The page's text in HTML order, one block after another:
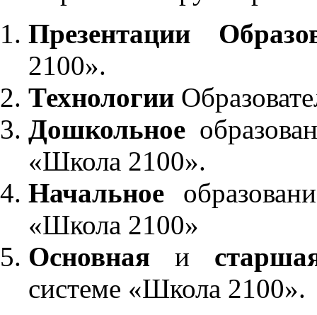
Презентации
2100».
Технологии
Дошкольное
«Школа 2100».
Начальное
«Школа 2100»
Основнаяи
системе «Школа 2100».